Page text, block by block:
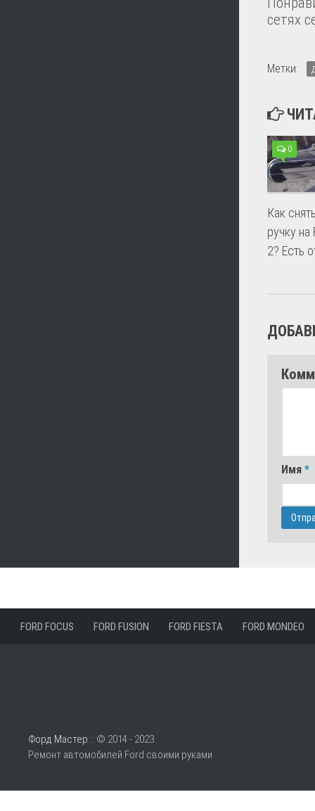
сетях
Метки:
0
Как
ручку на
2? Есть
Имя *
FORD FOCUS FORD FUSION FORD FIESTA FORD MONDEO
Форд Мастер :: © 2014 - 2023
Ремонт автомобилей Ford своими руками.